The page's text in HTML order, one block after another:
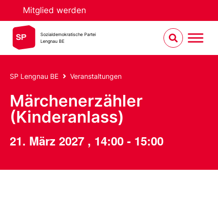
Mitglied werden
Sozialdemokratische Partei
Lengnau BE
SP Lengnau BE Veranstaltungen
Märchenerzähler
(Kinderanlass)
21. März 2027 , 14:00 - 15:00